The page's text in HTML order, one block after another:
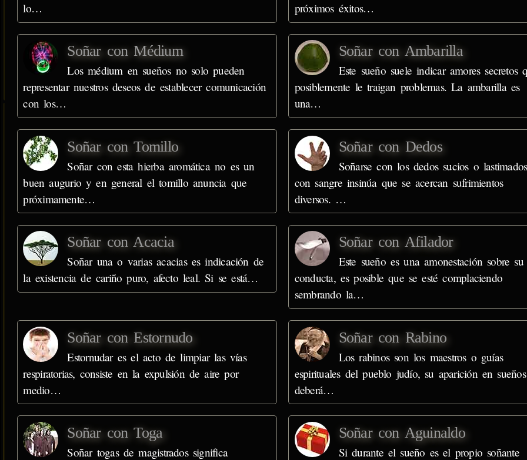
lo…
próximos éxitos…
Soñar con Médium
Los médium en sueños no solo pueden
representar nuestros deseos de establecer comunicación
con los…
Soñar con Ambarilla
Este sueño suele indicar amores secretos
posiblemente le traigan problemas. La ambarilla es
una…
Soñar con Tomillo
Soñar con esta hierba aromática no es un
buen augurio y en general el tomillo anuncia que
próximamente…
Soñar con Dedos
Soñarse con los dedos sucios o
con sangre insinúa que se acercan sufrimientos
diversos. …
Soñar con Acacia
Soñar una o varias acacias es indicación de
la existencia de cariño puro, afecto leal. Si se está…
Soñar con Afilador
Este sueño es una amonestación sobre su
conducta, es posible que se esté complaciendo
sembrando la…
Soñar con Estornudo
Estornudar es el acto de limpiar las vías
respiratorias, consiste en la expulsión de aire por
medio…
Soñar con Rabino
Los rabinos son los maestros o guías
espirituales del pueblo judío, su aparición en sueños
deberá…
Soñar con Toga
Soñar togas de magistrados significa
Soñar con Aguinaldo
Si durante el sueño es el propio soñante